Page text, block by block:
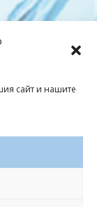
сайт и нашите